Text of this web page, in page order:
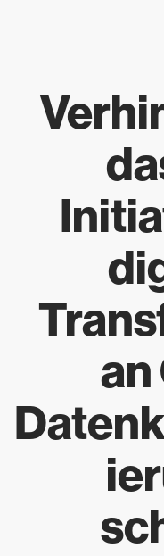
an